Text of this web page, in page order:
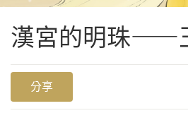
漢宮的明珠——
分享